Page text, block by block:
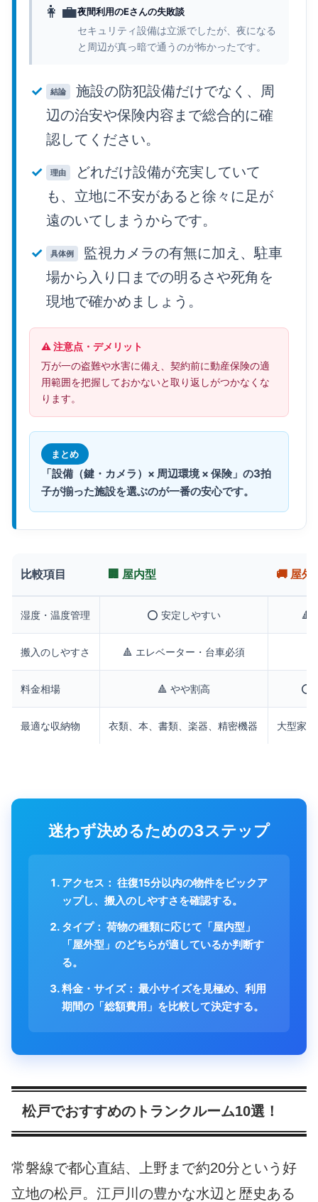
👩‍💼夜間利用のEさんの失敗談
セキュリティ設備は立派でしたが、夜になる
と周辺が真っ暗で通うのが怖かったです。
結論
施設の防犯設備だけでなく、周
辺の治安や保険内容まで総合的に確
認してください。
理由
どれだけ設備が充実していて
も、立地に不安があると徐々に足が
遠のいてしまうからです。
具体例
監視カメラの有無に加え、駐車
場から入り口までの明るさや死角を
現地で確かめましょう。
⚠️ 注意点・デメリット
万が一の盗難や水害に備え、契約前に動産保険の適
用範囲を把握しておかないと取り返しがつかなくな
ります。
まとめ
「設備（鍵・カメラ）× 周辺環境 × 保険」の3拍
子が揃った施設を選ぶのが一番の安心です。
比較項目 🏢 屋内型 🚚 屋外
湿度・温度管理 ⭕️ 安定しやすい 🔺
搬入のしやすさ 🔺 エレベーター・台車必須
料金相場 🔺 やや割高 ⭕️
最適な収納物 衣類、本、書類、楽器、精密機器 大型家
迷わず決めるための3ステップ
アクセス： 往復15分以内の物件をピックア
ップし、搬入のしやすさを確認する。
タイプ： 荷物の種類に応じて「屋内型」
「屋外型」のどちらが適しているか判断す
る。
料金・サイズ： 最小サイズを見極め、利用
期間の「総額費用」を比較して決定する。
松戸でおすすめのトランクルーム10選！
常磐線で都心直結、上野まで約20分という好
立地の松戸。江戸川の豊かな水辺と歴史ある